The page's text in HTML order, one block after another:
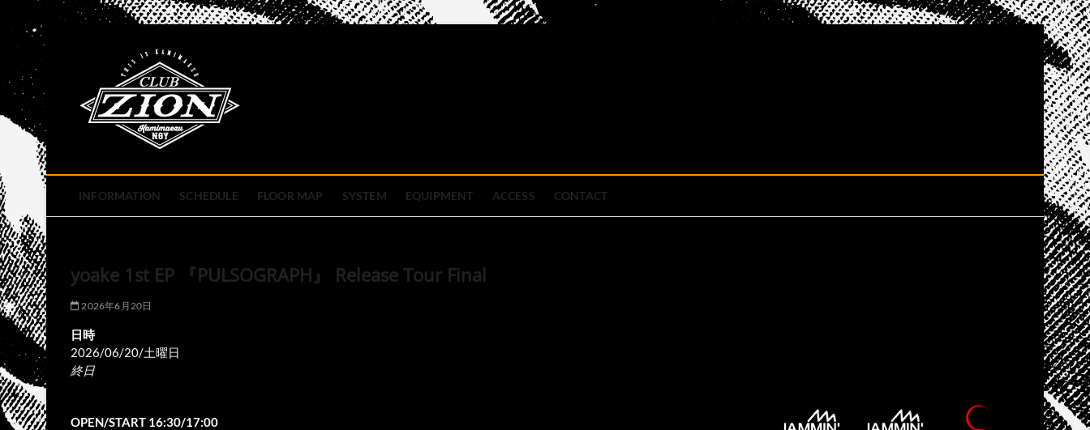
content
INFORMATION SCHEDULE FLOOR MAP SYSTEM EQUIPMENT ACCESS CONTACT
yoake 1st EP 『PULSOGRAPH』 Release Tour Final
2026年6月20日
日時
2026/06/20/土曜日
終日
OPEN/START 16:30/17:00